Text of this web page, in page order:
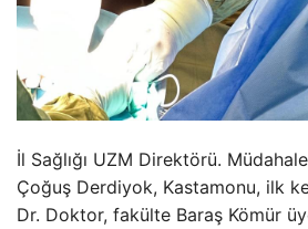
İl Sağlığı UZM Direktörü.
Çoğuş Derdiyok, Kastamonu, ilk
Dr. Doktor, fakülte Baraş Kömür